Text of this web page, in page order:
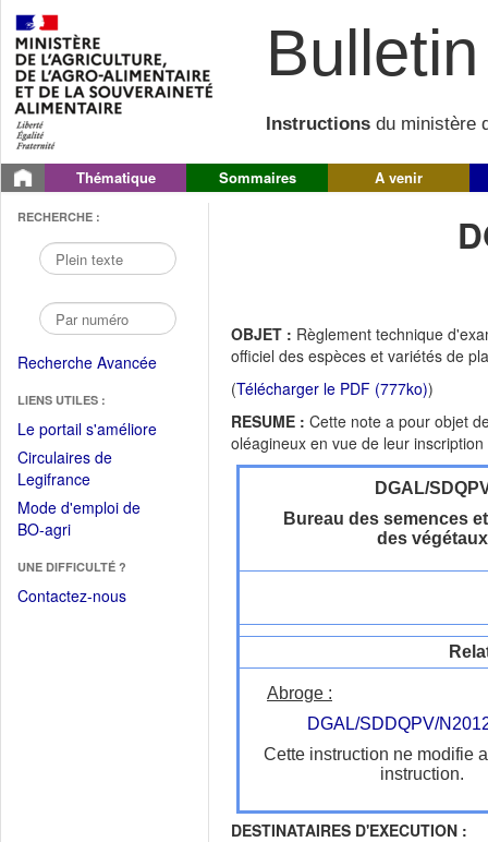
Instructions du ministère
Thématique Sommaires A venir
RECHERCHE :
Recherche Avancée
LIENS UTILES :
Le portail s'améliore(Fichier
Circulaires de
Legifrance(Ouvrir
dans
une
fenêtre)
Mode d'emploi de
BO-agri(Ouvrir
une
nouvelle
UNE DIFFICULTÉ ?
Contactez-nous
OBJET : Règlement technique
officiel des espèces et variétés de
(Télécharger le PDF (777ko))
RESUME : Cette note a pour objet
oléagineux en vue de leur
DGAL/
Bureau des semences
des végétaux
Abroge :
DGAL/SDDQPV/
Cette instruction ne modifie
instruction.
DESTINATAIRES D'EXECUTION :